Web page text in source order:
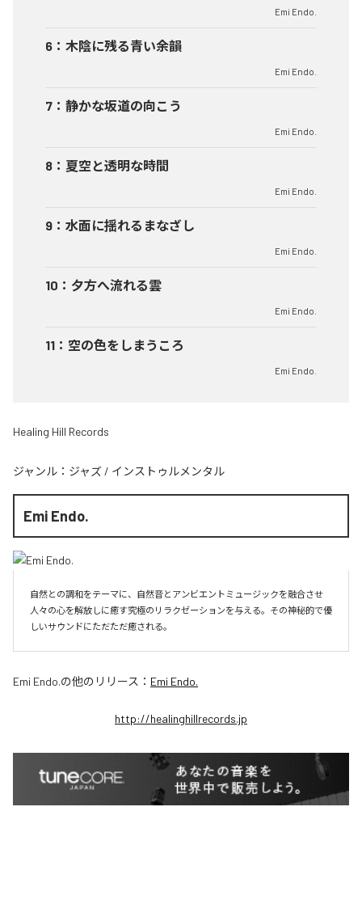
Emi Endo.
6 ： 木陰に残る青い余韻
Emi Endo.
7 ： 静かな坂道の向こう
Emi Endo.
8 ： 夏空と透明な時間
Emi Endo.
9 ： 水面に揺れるまなざし
Emi Endo.
10 ： 夕方へ流れる雲
Emi Endo.
11 ： 空の色をしまうころ
Emi Endo.
Healing Hill Records
ジャンル： ジャズ / インストゥルメンタル
Emi Endo.
自然との調和をテーマに、自然音とアンビエントミュージックを融合させ
人々の心を解放しに癒す究極のリラクゼーションを与える。その神秘的で優
しいサウンドにただただ癒される。
Emi Endo.の他のリリース： Emi Endo.
http://healinghillrecords.jp